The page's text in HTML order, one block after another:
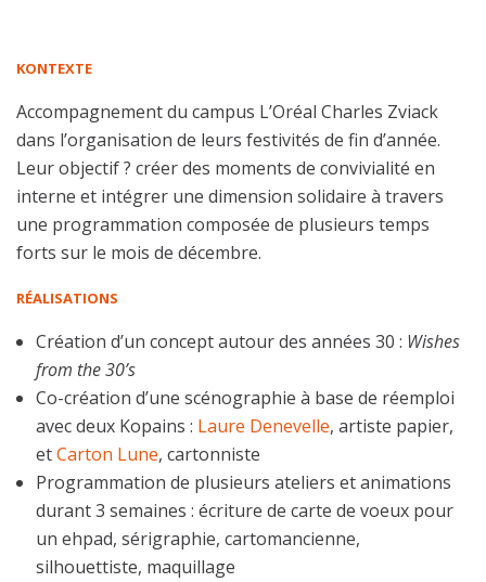
KONTEXTE
Accompagnement du campus L’Oréal Charles Zviack
dans l’organisation de leurs festivités de fin d’année.
Leur objectif ? créer des moments de convivialité en
interne et intégrer une dimension solidaire à travers
une programmation composée de plusieurs temps
forts sur le mois de décembre.
RÉALISATIONS
Création d’un concept autour des années 30 : Wishes
from the 30’s
Co-création d’une scénographie à base de réemploi
avec deux Kopains : Laure Denevelle, artiste papier,
etCarton Lune, cartonniste
Programmation de plusieurs ateliers et animations
durant 3 semaines : écriture de carte de voeux pour
un ehpad, sérigraphie, cartomancienne,
silhouettiste, maquillage